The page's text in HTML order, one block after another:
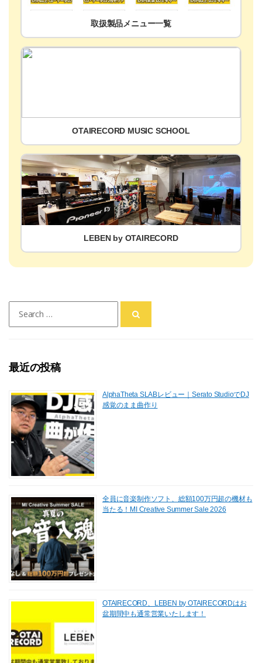
取扱製品メニュー一覧
OTAIRECORD MUSIC SCHOOL
LEBEN by OTAIRECORD
for:
最近の投稿
AlphaTheta SLABレビュー｜Serato StudioでDJ
感覚のまま曲作り
全員に音楽制作ソフト、総額100万円超の機材も
当たる！MI Creative Summer Sale 2026
OTAIRECORD、LEBEN by OTAIRECORDはお
盆期間中も通常営業いたします！